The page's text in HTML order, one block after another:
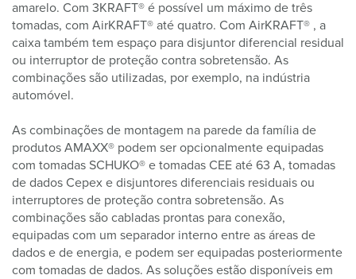
amarelo. Com 3KRAFT® é possível um máximo de três
tomadas, com AirKRAFT® até quatro. Com AirKRAFT® , a
caixa também tem espaço para disjuntor diferencial residual
ou interruptor de proteção contra sobretensão. As
combinações são utilizadas, por exemplo, na indústria
automóvel.
As combinações de montagem na parede da família de
produtos AMAXX® podem ser opcionalmente equipadas
com tomadas SCHUKO® e tomadas CEE até 63 A, tomadas
de dados Cepex e disjuntores diferenciais residuais ou
interruptores de proteção contra sobretensão. As
combinações são cabladas prontas para conexão,
equipadas com um separador interno entre as áreas de
dados e de energia, e podem ser equipadas posteriormente
com tomadas de dados. As soluções estão disponíveis em